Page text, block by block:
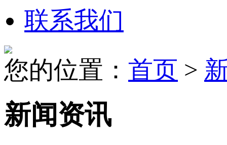
联系我们
您的位置： 首页 >
新闻资讯